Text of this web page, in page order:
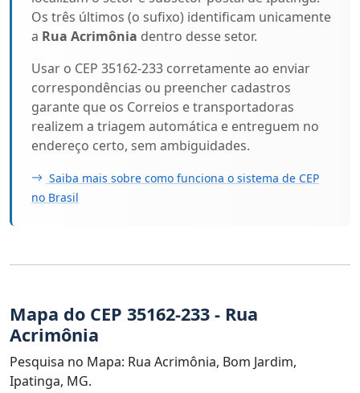
Os três últimos (o sufixo) identificam unicamente
a Rua Acrimônia dentro desse setor.
Usar o CEP 35162-233 corretamente ao enviar
correspondências ou preencher cadastros
garante que os Correios e transportadoras
realizem a triagem automática e entreguem no
endereço certo, sem ambiguidades.
Saiba mais sobre como funciona o sistema de CEP
no Brasil
Mapa do CEP 35162-233 - Rua
Acrimônia
Pesquisa no Mapa: Rua Acrimônia, Bom Jardim,
Ipatinga, MG.